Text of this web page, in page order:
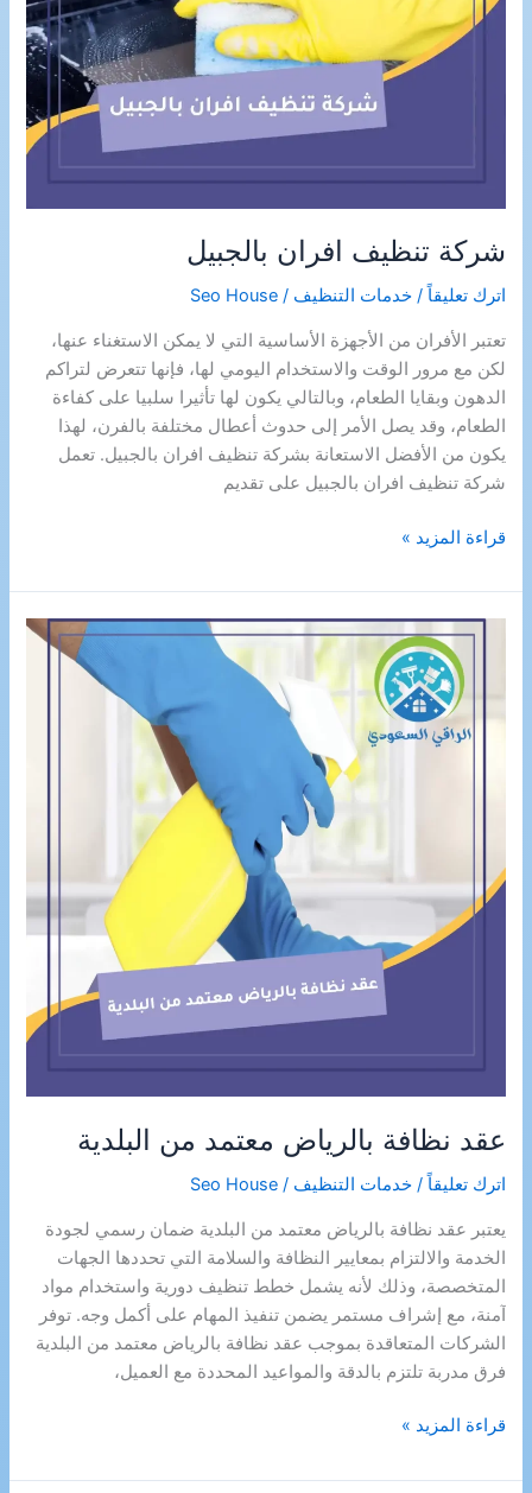
شركة تنظيف افران بالجبيل
اترك تعليقاً /خدمات التنظيف /
Seo House
تعتبر الأفران من الأجهزة الأساسية التي لا يمكن الاستغناء عنها،
لكن مع مرور الوقت والاستخدام اليومي لها، فإنها تتعرض لتراكم
الدهون وبقايا الطعام، وبالتالي يكون لها تأثيرا سلبيا على كفاءة
الطعام، وقد يصل الأمر إلى حدوث أعطال مختلفة بالفرن، لهذا
يكون من الأفضل الاستعانة بشركة تنظيف افران بالجبيل. تعمل
شركة تنظيف افران بالجبيل على تقديم
شركة
افران
بالجبيل
قراءة المزيد »
عقد نظافة بالرياض معتمد من البلدية
اترك تعليقاً /خدمات التنظيف /
Seo House
يعتبر عقد نظافة بالرياض معتمد من البلدية ضمان رسمي لجودة
الخدمة والالتزام بمعايير النظافة والسلامة التي تحددها الجهات
المتخصصة، وذلك لأنه يشمل خطط تنظيف دورية واستخدام مواد
آمنة، مع إشراف مستمر يضمن تنفيذ المهام على أكمل وجه. توفر
الشركات المتعاقدة بموجب عقد نظافة بالرياض معتمد من البلدية
فرق مدربة تلتزم بالدقة والمواعيد المحددة مع العميل،
عقد
بالرياض
قراءة المزيد »